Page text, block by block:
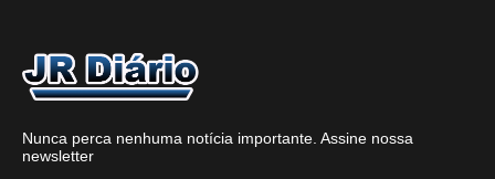
Nunca perca nenhuma notícia importante. Assine nossa
newsletter